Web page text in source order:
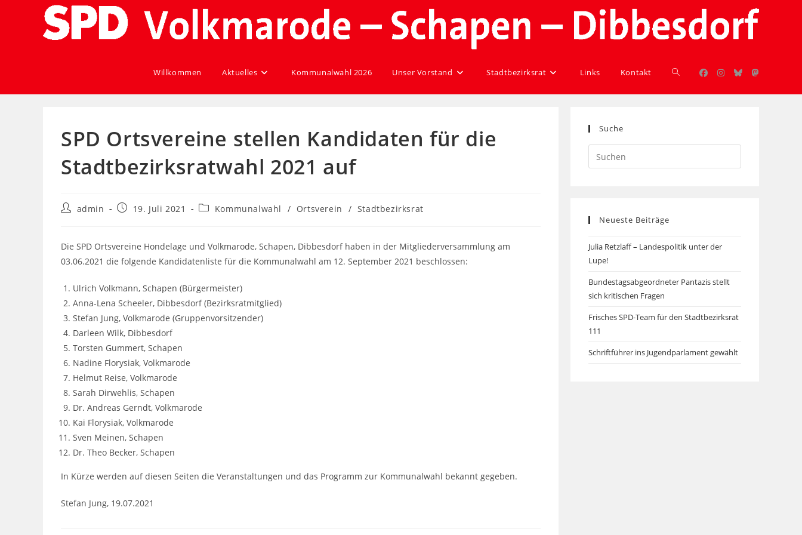
Willkommen Aktuelles Kommunalwahl 2026 Unser Vorstand Stadtbezirksrat Links Kontakt
SPD Ortsvereine stellen Kandidaten für die
Stadtbezirksratwahl 2021 auf
admin 19. Juli 2021 Kommunalwahl / Ortsverein / Stadtbezirksrat
Die SPD Ortsvereine Hondelage und Volkmarode, Schapen, Dibbesdorf haben in der Mitgliederversammlung am
03.06.2021 die folgende Kandidatenliste für die Kommunalwahl am 12. September 2021 beschlossen:
Ulrich Volkmann, Schapen (Bürgermeister)
Anna-Lena Scheeler, Dibbesdorf (Bezirksratmitglied)
Stefan Jung, Volkmarode (Gruppenvorsitzender)
Darleen Wilk, Dibbesdorf
Torsten Gummert, Schapen
Nadine Florysiak, Volkmarode
Helmut Reise, Volkmarode
Sarah Dirwehlis, Schapen
Dr. Andreas Gerndt, Volkmarode
Kai Florysiak, Volkmarode
Sven Meinen, Schapen
Dr. Theo Becker, Schapen
In Kürze werden auf diesen Seiten die Veranstaltungen und das Programm zur Kommunalwahl bekannt gegeben.
Stefan Jung, 19.07.2021
Suche
Neueste Beiträge
Julia Retzlaff – Landespolitik unter der
Lupe!
Bundestagsabgeordneter Pantazis stellt
sich kritischen Fragen
Frisches SPD-Team für den Stadtbezirksrat
111
Schriftführer ins Jugendparlament gewählt